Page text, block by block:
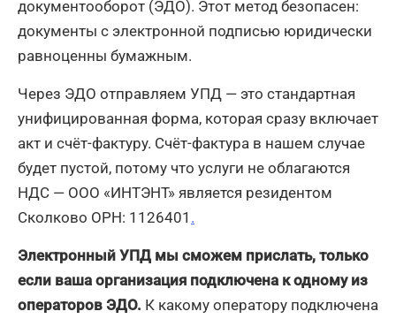
документооборот (ЭДО). Этот метод безопасен:
документы с электронной подписью юридически
равноценны бумажным.
Через ЭДО отправляем УПД — это стандартная
унифицированная форма, которая сразу включает
акт и счёт-фактуру. Счёт-фактура в нашем случае
будет пустой, потому что услуги не облагаются
НДС — ООО «ИНТЭНТ» является резидентом
Сколково ОРН: 1126401 .
Электронный УПД мы сможем прислать, только
если ваша организация подключена к одному из
операторов ЭДО. К какому оператору подключена